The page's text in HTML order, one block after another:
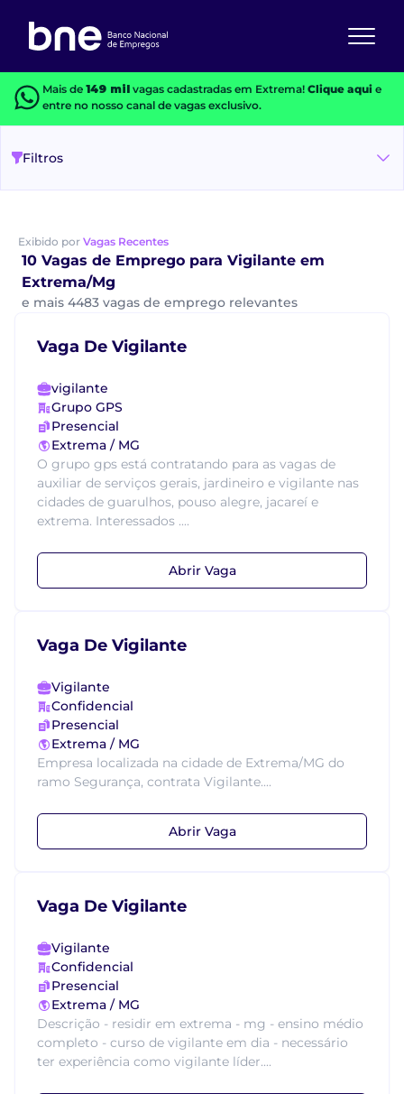
Mais de 149 milvagas cadastradas em Extrema! Clique aquie
entre no nosso canal de vagas exclusivo.
Filtros
Exibido por Vagas Recentes
10 Vagas de Emprego para Vigilante em
Extrema/Mg
e mais 4483 vagas de emprego relevantes
Vaga De Vigilante
vigilante
Grupo GPS
Presencial
Extrema / MG
O grupo gps está contratando para as vagas de
auxiliar de serviços gerais, jardineiro e vigilante nas
cidades de guarulhos, pouso alegre, jacareí e
extrema. Interessados ....
Abrir Vaga
Vaga De Vigilante
Vigilante
Confidencial
Presencial
Extrema / MG
Empresa localizada na cidade de Extrema/MG do
ramo Segurança, contrata Vigilante....
Abrir Vaga
Vaga De Vigilante
Vigilante
Confidencial
Presencial
Extrema / MG
Descrição - residir em extrema - mg - ensino médio
completo - curso de vigilante em dia - necessário
ter experiência como vigilante líder....